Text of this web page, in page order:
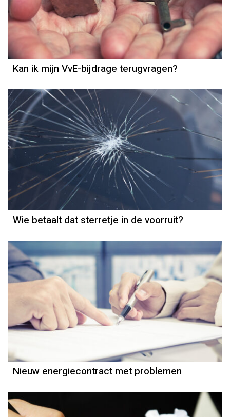
(Ver)kopen
Kan ik mijn VvE-bijdrage terugvragen?
Column
Rogier de Haan
Wie betaalt dat sterretje in de voorruit?
Column
Rogier de Haan
Nieuw energiecontract met problemen